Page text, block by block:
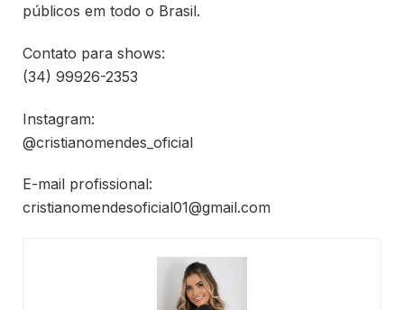
públicos em todo o Brasil.
Contato para shows:
(34) 99926-2353
Instagram:
@cristianomendes_oficial
E-mail profissional:
cristianomendesoficial01@gmail.com